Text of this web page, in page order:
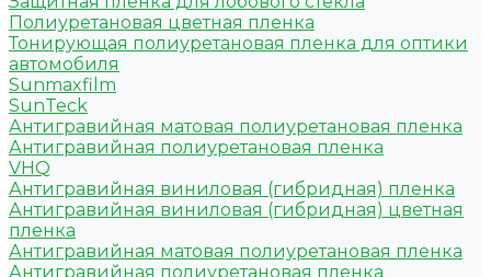
Полиуретановая цветная пленка
Тонирующая полиуретановая пленка для оптики
автомобиля
Sunmaxfilm
SunTeck
Антигравийная матовая полиуретановая пленка
Антигравийная полиуретановая пленка
VHQ
Антигравийная виниловая (гибридная) пленка
Антигравийная виниловая (гибридная) цветная
пленка
Антигравийная матовая полиуретановая пленка
Антигравийная полиуретановая пленка